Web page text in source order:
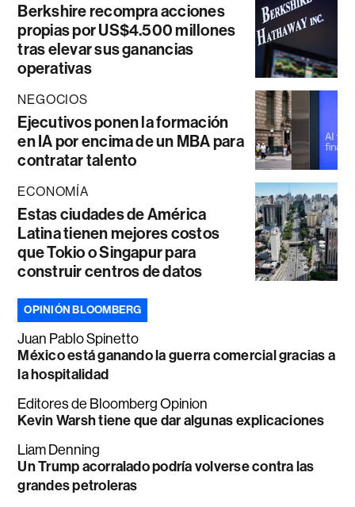
Berkshire recompra acciones
propias por US$4.500 millones
tras elevar sus ganancias
operativas
NEGOCIOS
Ejecutivos ponen la formación
en IA por encima de un MBA para
contratar talento
ECONOMÍA
Estas ciudades de América
Latina tienen mejores costos
que Tokio o Singapur para
construir centros de datos
OPINIÓN BLOOMBERG
Juan Pablo Spinetto
México está ganando la guerra comercial gracias a
la hospitalidad
Editores de Bloomberg Opinion
Kevin Warsh tiene que dar algunas explicaciones
Liam Denning
Un Trump acorralado podría volverse contra las
grandes petroleras